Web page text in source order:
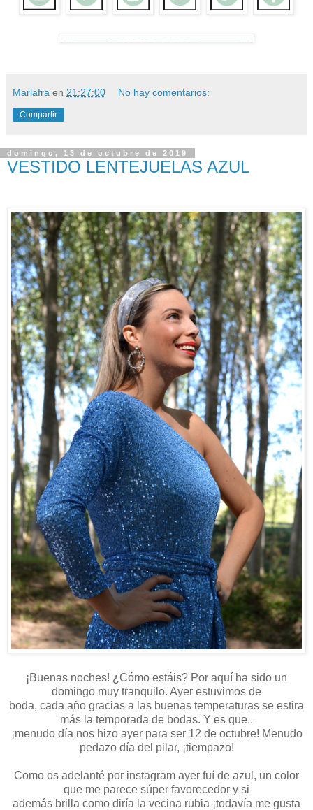
Marlafra en 21:27:00 No hay comentarios:
Compartir
domingo, 13 de octubre de 2019
VESTIDO LENTEJUELAS AZUL
¡Buenas noches! ¿Cómo estáis? Por aquí ha sido un
domingo muy tranquilo. Ayer estuvimos de
boda, cada año gracias a las buenas temperaturas se estira
más la temporada de bodas. Y es que..
¡menudo día nos hizo ayer para ser 12 de octubre! Menudo
pedazo día del pilar, ¡tiempazo!
Como os adelanté por instagram ayer fuí de azul, un color
que me parece súper favorecedor y si
además brilla como diría la vecina rubia ¡todavía me gusta